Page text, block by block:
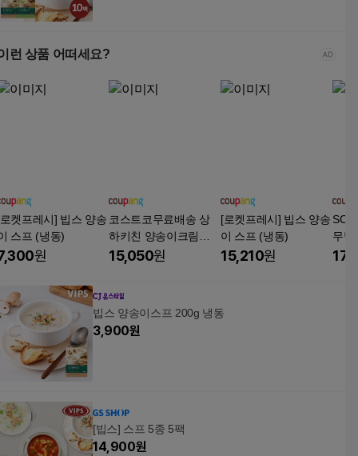
런 상품 어떠세요?
켓프레시] 빕스 양송
스프 (냉동)
원
코스트코무료배송 상
하키친 양송이크림스
프
15,050원
[로켓프레시] 빕스 양송
이 스프 (냉동)
15,210원
SCK
무방
이
빕스 양송이스프 200g 냉동
3,900원
[빕스] 스프 5종 5팩
14,900원